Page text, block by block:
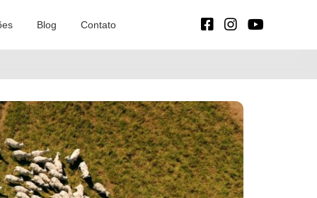
Blog Contato